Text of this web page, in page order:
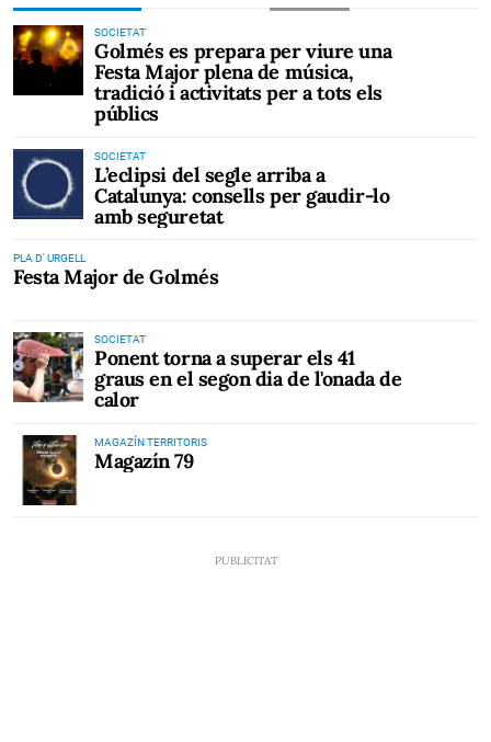
SOCIETAT
Golmés es prepara per viure una
Festa Major plena de música,
tradició i activitats per a tots els
públics
SOCIETAT
L’eclipsi del segle arriba a
Catalunya: consells per gaudir-lo
amb seguretat
PLA D' URGELL
Festa Major de Golmés
SOCIETAT
Ponent torna a superar els 41
graus en el segon dia de l'onada de
calor
MAGAZÍN TERRITORIS
Magazín 79